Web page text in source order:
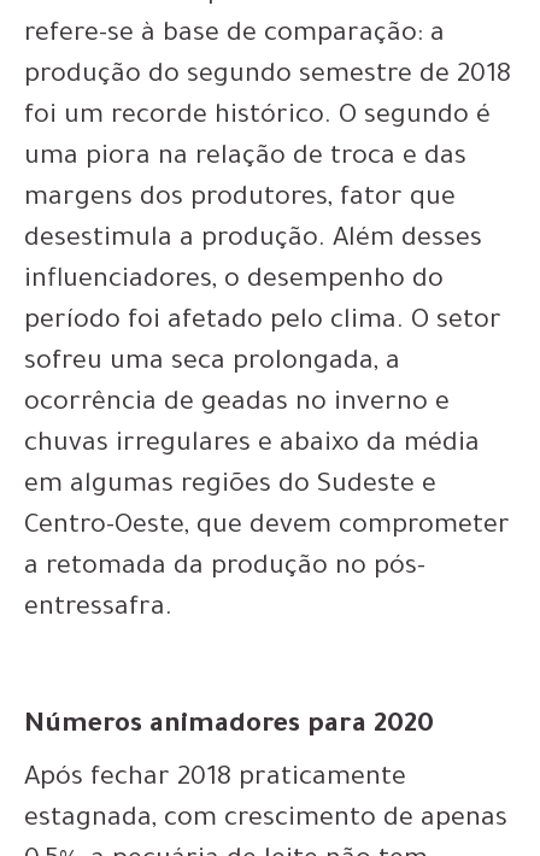
refere-se à base de comparação: a
produção do segundo semestre de 2018
foi um recorde histórico. O segundo é
uma piora na relação de troca e das
margens dos produtores, fator que
desestimula a produção. Além desses
influenciadores, o desempenho do
período foi afetado pelo clima. O setor
sofreu uma seca prolongada, a
ocorrência de geadas no inverno e
chuvas irregulares e abaixo da média
em algumas regiões do Sudeste e
Centro-Oeste, que devem comprometer
a retomada da produção no pós-
entressafra.
Números animadores para 2020
Após fechar 2018 praticamente
estagnada, com crescimento de apenas